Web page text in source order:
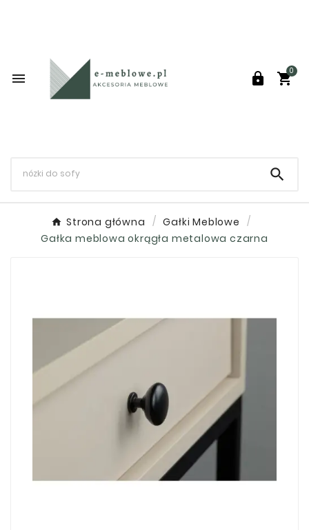
  
0

Strona główna
Gałki Meblowe
Gałka meblowa okrągła metalowa czarna